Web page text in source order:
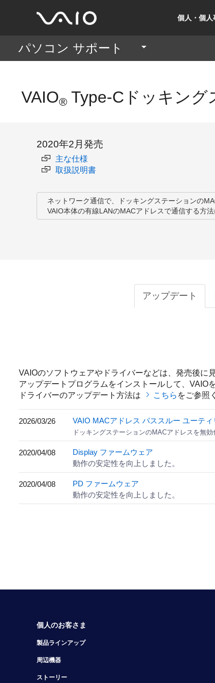
個人・個人
パソコン サポート
VAIO® Type-C ドッキン
2020年2月発売
主な仕様
取扱説明書
ネットワーク通信で、
ドッキングステーションの
VAIO本体の有線LANのMACアドレスで通信する方
アップデート
VAIOのソフトウェアやドライバーなどは、発売後に
アップデートプログラムをインストールして、VAIO
ドライバーのアップデート方法は
こちら をご参照
2026/03/26 VAIO MACアドレス パススルー ユーティ
ドッキングステーションのMACアドレスを無
2020/04/08
Display ファームウェア
動作の安定性を向上しました。
2020/04/08
PD ファームウェア
動作の安定性を向上しました。
個人のお客さま
製品ラインアップ
周辺機器
ストーリー